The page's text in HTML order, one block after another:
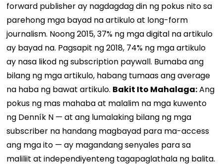
forward publisher ay nagdagdag din ng pokus nito sa
parehong mga bayad na artikulo at long-form
journalism. Noong 2015, 37% ng mga digital na artikulo
ay bayad na. Pagsapit ng 2018, 74% ng mga artikulo
ay nasa likod ng subscription paywall. Bumaba ang
bilang ng mga artikulo, habang tumaas ang average
na haba ng bawat artikulo. Bakit Ito Mahalaga:Ang
pokus ng mas mahaba at malalim na mga kuwento
ng Denník N — at ang lumalaking bilang ng mga
subscriber na handang magbayad para ma-access
ang mga ito — ay magandang senyales para sa
maliliit at independiyenteng tagapaglathala ng balita.